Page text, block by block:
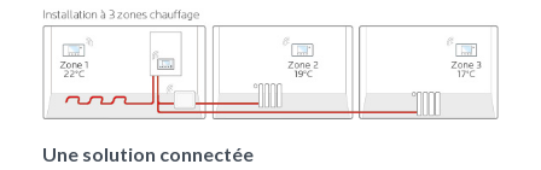
Une solution connectée